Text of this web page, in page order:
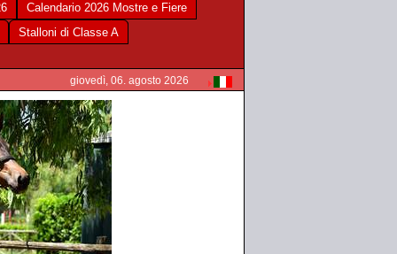
Calendario 2026 Mostre e Fiere
Stalloni di Classe A
giovedì, 06. agosto 2026